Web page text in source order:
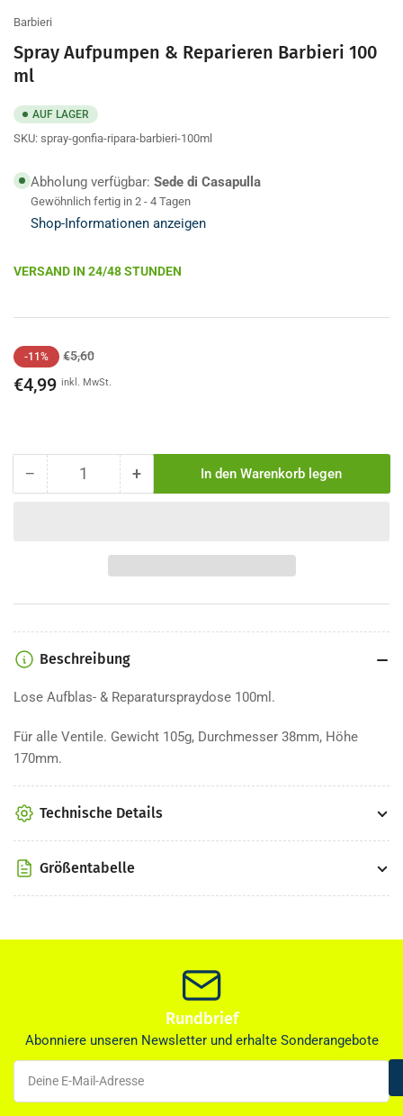
Barbieri
Spray Aufpumpen & Reparieren Barbieri 100
ml
AUF LAGER
SKU: spray-gonfia-ripara-barbieri-100ml
Abholung verfügbar: Sede di Casapulla
Gewöhnlich fertig in 2 - 4 Tagen
Shop-Informationen anzeigen
VERSAND IN 24/48 STUNDEN
Regulärer
Preis
-11% €5,60Angebotspreis
€4,99 inkl. MwSt.
− Menge
ml
verringern
Menge +Menge
&amp;
Reparieren
ml
In den Warenkorb legen
Beschreibung
Lose Aufblas- & Reparaturspraydose 100ml.
Für alle Ventile. Gewicht 105g, Durchmesser 38mm, Höhe
170mm.
Technische Details
Größentabelle
Rundbrief
Abonniere unseren Newsletter und erhalte Sonderangebote
Deine
Mail-